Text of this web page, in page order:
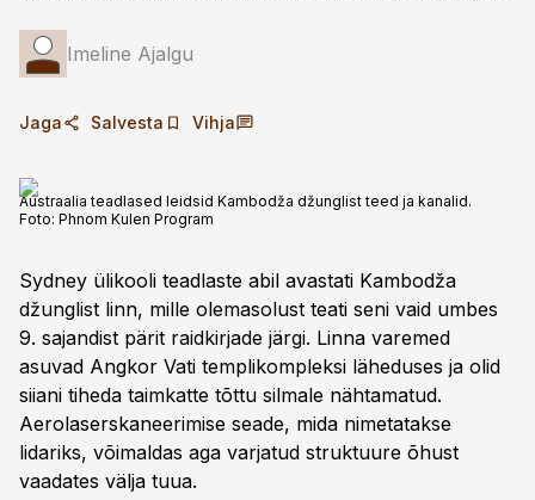
Imeline Ajalgu
Jaga Salvesta Vihja
Austraalia teadlased leidsid Kambodža džunglist teed ja kanalid.
Foto: Phnom Kulen Program
Sydney ülikooli teadlaste abil avastati Kambodža
džunglist linn, mille olemasolust teati seni vaid umbes
9. sajandist pärit raidkirjade järgi. Linna varemed
asuvad Angkor Vati templikompleksi läheduses ja olid
siiani tiheda taimkatte tõttu silmale nähtamatud.
Aerolaserskaneerimise seade, mida nimetatakse
lidariks, võimaldas aga varjatud struktuure õhust
vaadates välja tuua.